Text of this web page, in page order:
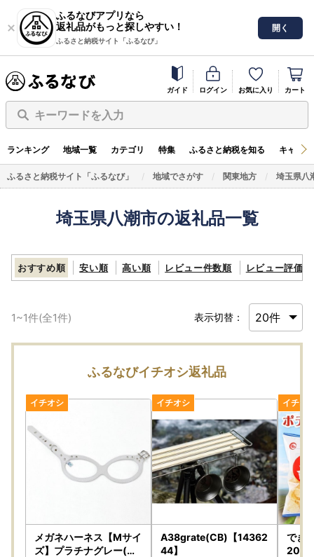
ふるなびアプリなら
返礼品がもっと探しやすい！
ふるさと納税サイト「ふるなび」
開く
ガイド ログイン お気に入り カート
キーワードを入力
ランキング 地域一覧 カテゴリ 特集 ふるさと納税を知る キャン
ふるさと納税サイト「ふるなび」 地域でさがす 関東地方 埼玉県八
埼玉県八潮市の返礼品一覧
おすすめ順 安い順 高い順 レビュー件数順 レビュー評価順
1~1件(全1件) 表示切替：
ふるなびイチオシ返礼品
メガネハーネス【Mサイ
ズ】プラチナグレー(本
A38grate(CB)【14362
44】
でき
20g